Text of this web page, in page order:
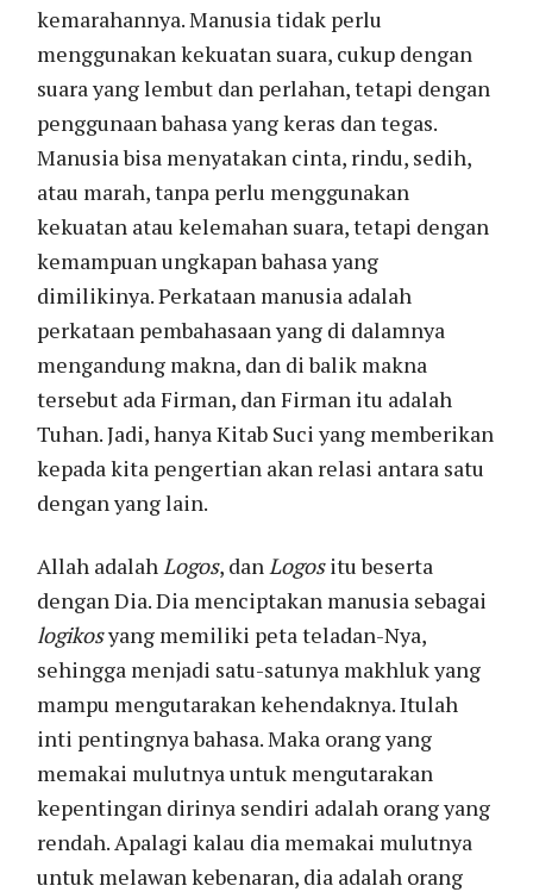
kemarahannya. Manusia tidak perlu
menggunakan kekuatan suara, cukup dengan
suara yang lembut dan perlahan, tetapi dengan
penggunaan bahasa yang keras dan tegas.
Manusia bisa menyatakan cinta, rindu, sedih,
atau marah, tanpa perlu menggunakan
kekuatan atau kelemahan suara, tetapi dengan
kemampuan ungkapan bahasa yang
dimilikinya. Perkataan manusia adalah
perkataan pembahasaan yang di dalamnya
mengandung makna, dan di balik makna
tersebut ada Firman, dan Firman itu adalah
Tuhan. Jadi, hanya Kitab Suci yang memberikan
kepada kita pengertian akan relasi antara satu
dengan yang lain.
Allah adalah Logos, dan Logositu beserta
dengan Dia. Dia menciptakan manusia sebagai
logikosyang memiliki peta teladan-Nya,
sehingga menjadi satu-satunya makhluk yang
mampu mengutarakan kehendaknya. Itulah
inti pentingnya bahasa. Maka orang yang
memakai mulutnya untuk mengutarakan
kepentingan dirinya sendiri adalah orang yang
rendah. Apalagi kalau dia memakai mulutnya
untuk melawan kebenaran, dia adalah orang